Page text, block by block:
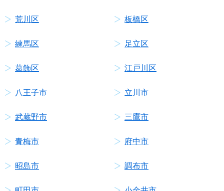
荒川区 板橋区
練馬区 足立区
葛飾区 江戸川区
八王子市 立川市
武蔵野市 三鷹市
青梅市 府中市
昭島市 調布市